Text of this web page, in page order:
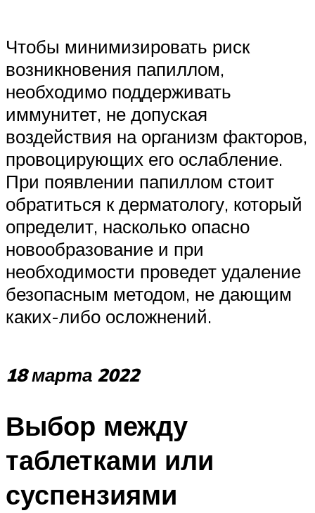
Чтобы минимизировать риск
возникновения папиллом,
необходимо поддерживать
иммунитет, не допуская
воздействия на организм факторов,
провоцирующих его ослабление.
При появлении папиллом стоит
обратиться к дерматологу, который
определит, насколько опасно
новообразование и при
необходимости проведет удаление
безопасным методом, не дающим
каких-либо осложнений.
18 марта 2022
Выбор между
таблетками или
суспензиями